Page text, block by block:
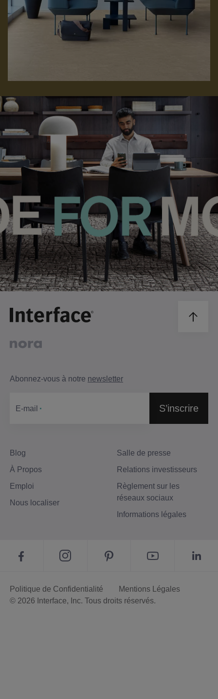
Blog
À Propos
Emploi
Nous localiser
Salle de presse
Relations investisseurs
Règlement sur les
réseaux sociaux
Informations légales
Abonnez-vous à notre newsletter
Е-mail S’inscrire
Politique de Confidentialité
Mentions Légales
© 2026 Interface, Inc. Tous droits réservés.